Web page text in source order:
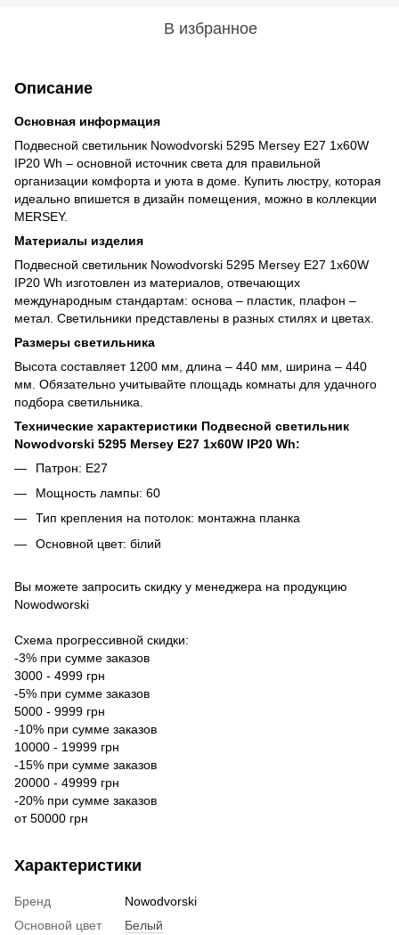
В избранное
Описание
Основная информация
Подвесной светильник Nowodvorski 5295 Mersey E27 1x60W
IP20 Wh – основной источник света для правильной
организации комфорта и уюта в доме. Купить люстру, которая
идеально впишется в дизайн помещения, можно в коллекции
MERSEY.
Материалы изделия
Подвесной светильник Nowodvorski 5295 Mersey E27 1x60W
IP20 Wh изготовлен из материалов, отвечающих
международным стандартам: основа – пластик, плафон –
метал. Светильники представлены в разных стилях и цветах.
Размеры светильника
Высота составляет 1200 мм, длина – 440 мм, ширина – 440
мм. Обязательно учитывайте площадь комнаты для удачного
подбора светильника.
Технические характеристики Подвесной светильник
Nowodvorski 5295 Mersey E27 1x60W IP20 Wh:
Патрон: E27
Мощность лампы: 60
Тип крепления на потолок: монтажна планка
Основной цвет: білий
Вы можете запросить скидку у менеджера на продукцию
Nowodworski
Схема прогрессивной скидки:
-3% при сумме заказов
3000 - 4999 грн
-5% при сумме заказов
5000 - 9999 грн
-10% при сумме заказов
10000 - 19999 грн
-15% при сумме заказов
20000 - 49999 грн
-20% при сумме заказов
от 50000 грн
Характеристики
Бренд
Nowodvorski
Основной цвет
Белый